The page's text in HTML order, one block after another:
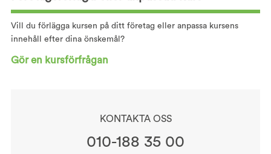
Vill du förlägga kursen på ditt företag eller anpassa kursens
innehåll efter dina önskemål?
Gör en kursförfrågan
KONTAKTA OSS
010-188 35 00